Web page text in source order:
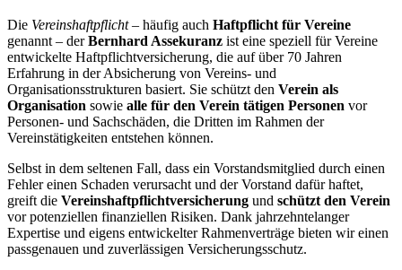
Die Vereinshaftpflicht– häufig auch Haftpflicht für Vereine
genannt – derBernhard Assekuranz ist eine speziell für Vereine
entwickelte Haftpflichtversicherung, die auf über 70 Jahren
Erfahrung in der Absicherung von Vereins- und
Organisationsstrukturen basiert. Sie schützt den Verein als
Organisation sowie alle für den Verein tätigen Personen vor
Personen- und Sachschäden, die Dritten im Rahmen der
Vereinstätigkeiten entstehen können.
Selbst in dem seltenen Fall, dass ein Vorstandsmitglied durch einen
Fehler einen Schaden verursacht und der Vorstand dafür haftet,
greift die Vereinshaftpflichtversicherung und schützt den Verein
vor potenziellen finanziellen Risiken. Dank jahrzehntelanger
Expertise und eigens entwickelter Rahmenverträge bieten wir einen
passgenauen und zuverlässigen Versicherungsschutz.